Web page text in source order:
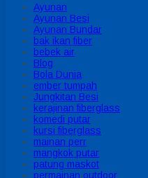
Ayunan
Ayunan Besi
Ayunan Bundar
bak ikan fiber
bebek air
Blog
Bola Dunia
ember tumpah
Jungkitan Besi
kerajinan fiberglass
komedi putar
kursi fiberglass
mainan perr
mangkok putar
patung maskot
permainan outdoor